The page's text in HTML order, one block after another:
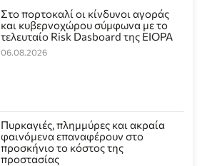
Στο πορτοκαλί οι κίνδυνοι αγοράς
και κυβερνοχώρου σύμφωνα με το
τελευταίο Risk Dasboard της EIOPA
06.08.2026
Πυρκαγιές, πλημμύρες και ακραία
φαινόμενα επαναφέρουν στο
προσκήνιο το κόστος της
προστασίας